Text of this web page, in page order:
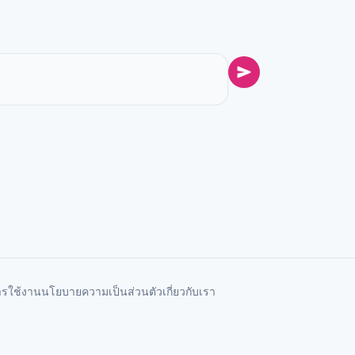
ใช้งานนโยบายความเป็นส่วนตัวเกี่ยวกับเรา